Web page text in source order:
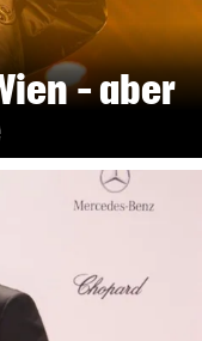
– aber